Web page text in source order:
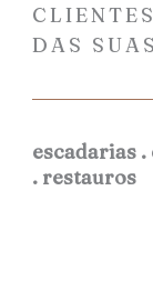
DAS
escadarias
. restauros